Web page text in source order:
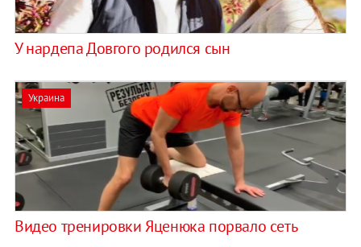
У нардепа Довгого родился сын
Украина
Видео тренировки Яценюка порвало сеть